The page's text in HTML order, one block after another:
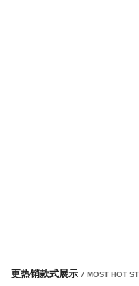
更热销款式展示 / MOST HOT